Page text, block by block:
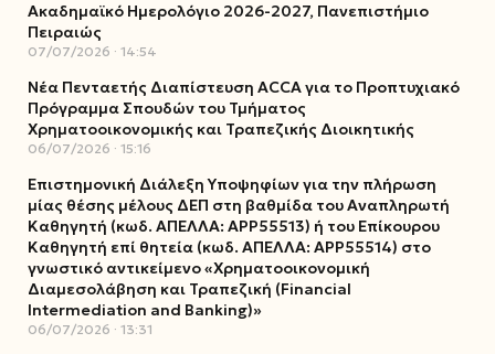
Ακαδημαϊκό Ημερολόγιο 2026-2027, Πανεπιστήμιο
Πειραιώς
07/07/2026 14:54
Νέα Πενταετής Διαπίστευση ACCA για το Προπτυχιακό
Πρόγραμμα Σπουδών του Τμήματος
Χρηματοοικονομικής και Τραπεζικής Διοικητικής
06/07/2026 15:16
Επιστημονική Διάλεξη Υποψηφίων για την πλήρωση
μίας θέσης μέλους ΔΕΠ στη βαθμίδα του Αναπληρωτή
Καθηγητή (κωδ. ΑΠΕΛΛΑ: ΑΡΡ55513) ή του Επίκουρου
Καθηγητή επί θητεία (κωδ. ΑΠΕΛΛΑ: ΑΡΡ55514) στο
γνωστικό αντικείμενο «Χρηματοοικονομική
Διαμεσολάβηση και Τραπεζική (Financial
Intermediation and Banking)»
06/07/2026 13:31